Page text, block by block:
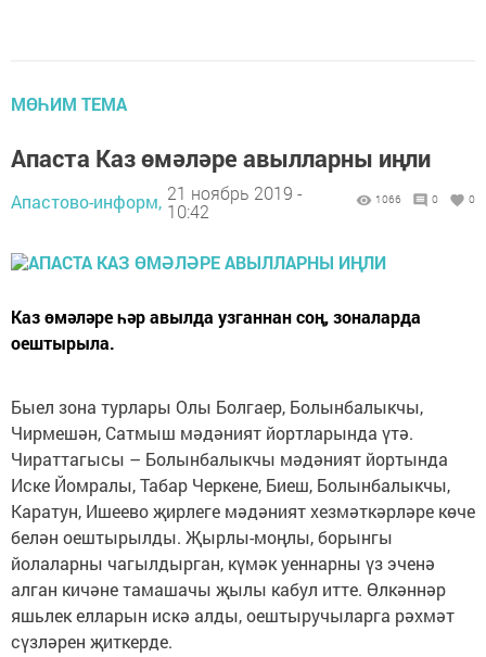
МӨҺИМ ТЕМА
Апаста Каз өмәләре авылларны иңли
Апастово-информ, 21 ноябрь 2019 -
10:42
1066 0 0
Каз өмәләре һәр авылда узганнан соң, зоналарда
оештырыла.
Быел зона турлары Олы Болгаер, Болынбалыкчы,
Чирмешән, Сатмыш мәдәният йортларында үтә.
Чираттагысы – Болынбалыкчы мәдәният йортында
Иске Йомралы, Табар Черкене, Биеш, Болынбалыкчы,
Каратун, Ишеево җирлеге мәдәният хезмәткәрләре көче
белән оештырылды. Җырлы-моңлы, борынгы
йолаларны чагылдырган, күмәк уеннарны үз эченә
алган кичәне тамашачы җылы кабул итте. Өлкәннәр
яшьлек елларын искә алды, оештыручыларга рәхмәт
сүзләрен җиткерде.